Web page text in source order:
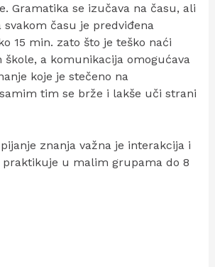
Gramatika se izučava na času, ali
svakom času je predviđena
15 min. zato što je teško naći
škole, a komunikacija omogućava
koje je stečeno na
tim se brže i lakše uči strani
znanja važna je interakcija i
praktikuje u malim grupama do 8